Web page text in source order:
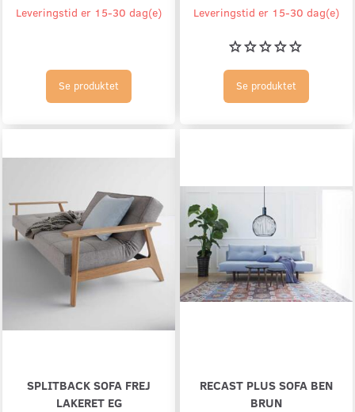
Leveringstid er 15-30 dag(e)
Se produktet
Leveringstid er 15-30 dag(e)
Se produktet
SPLITBACK SOFA FREJ
LAKERET EG
RECAST PLUS SOFA BEN
BRUN